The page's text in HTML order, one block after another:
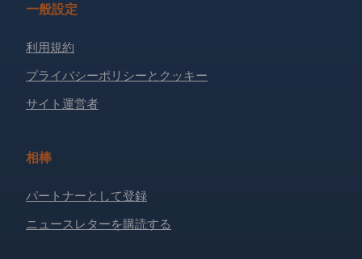
一般設定
利用規約
プライバシーポリシーとクッキー
サイト運営者
相棒
パートナーとして登録
ニュースレターを購読する